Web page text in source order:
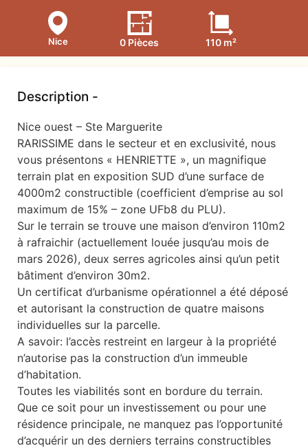
Nice 0 Pièces 110 m²
Description -
Nice ouest – Ste Marguerite
RARISSIME dans le secteur et en exclusivité, nous
vous présentons « HENRIETTE », un magnifique
terrain plat en exposition SUD d’une surface de
4000m2 constructible (coefficient d’emprise au sol
maximum de 15% – zone UFb8 du PLU).
Sur le terrain se trouve une maison d’environ 110m2
à rafraichir (actuellement louée jusqu’au mois de
mars 2026), deux serres agricoles ainsi qu’un petit
bâtiment d’environ 30m2.
Un certificat d’urbanisme opérationnel a été déposé
et autorisant la construction de quatre maisons
individuelles sur la parcelle.
A savoir: l’accès restreint en largeur à la propriété
n’autorise pas la construction d’un immeuble
d’habitation.
Toutes les viabilités sont en bordure du terrain.
Que ce soit pour un investissement ou pour une
résidence principale, ne manquez pas l’opportunité
d’acquérir un des derniers terrains constructibles